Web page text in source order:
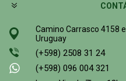
Camino Carrasco 4158
Uruguay
(+598) 2508 31 24
(+598) 096 004 321